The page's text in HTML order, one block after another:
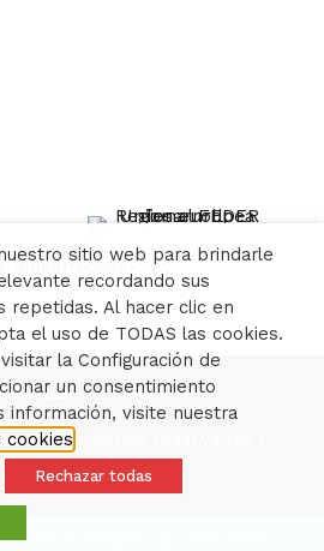
los derechos reservados |
por ómibu
Acceso a Dabogest
sitio web para brindarle
recordando sus
repetidas. Al hacer clic en
el uso de TODAS las cookies.
la Configuración de
un consentimiento
información, visite nuestra
cookies
Rechazar todas